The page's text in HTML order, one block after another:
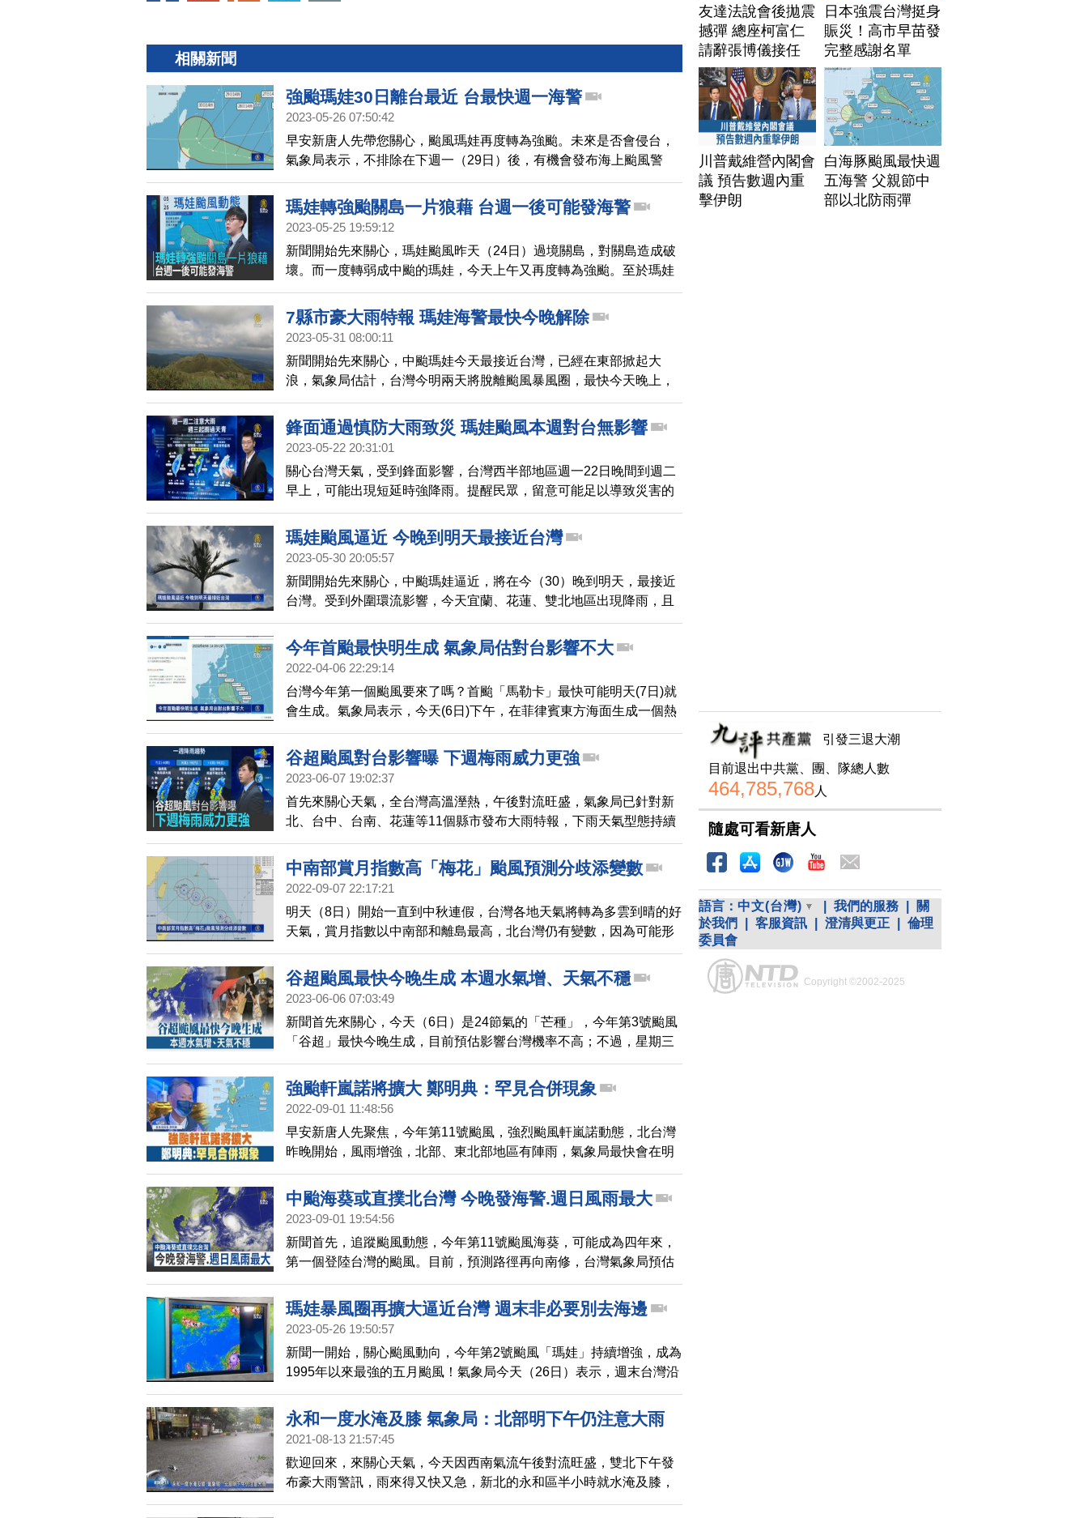
相關新聞
強颱瑪娃30日離台最近 台最快週一海警
2023-05-26 07:50:42
早安新唐人先帶您關心，颱風瑪娃再度轉為強颱。未來是否會侵台，
氣象局表示，不排除在下週一（29日）後，有機會發布海上颱風警
報，這個週末，東半部包括離島都可能有長浪，越晚浪越高，提醒民
眾盡量不要到海邊。
瑪娃轉強颱關島一片狼藉 台週一後可能發海警
2023-05-25 19:59:12
新聞開始先來關心，瑪娃颱風昨天（24日）過境關島，對關島造成破
壞。而一度轉弱成中颱的瑪娃，今天上午又再度轉為強颱。至於瑪娃
未來是否會侵台，氣象局表示，不排除在下週一（29日）後，有機會
發布海上颱風警報，不過確切情況可能因颱風路徑會有變動。
7縣市豪大雨特報 瑪娃海警最快今晚解除
2023-05-31 08:00:11
新聞開始先來關心，中颱瑪娃今天最接近台灣，已經在東部掀起大
浪，氣象局估計，台灣今明兩天將脫離颱風暴風圈，最快今天晚上，
就可解除海上颱風警報。不過，受到外圍環流影響，氣象局指出，今
天宜蘭及北部山區要注意局部豪大雨，西半部地區沿海及平原，要特
別留意強陣風。綠島、蘭嶼今天都停班停課。
鋒面通過慎防大雨致災 瑪娃颱風本週對台無影響
2023-05-22 20:31:01
關心台灣天氣，受到鋒面影響，台灣西半部地區週一22日晚間到週二
早上，可能出現短延時強降雨。提醒民眾，留意可能足以導致災害的
致災性大雨。
瑪娃颱風逼近 今晚到明天最接近台灣
2023-05-30 20:05:57
新聞開始先來關心，中颱瑪娃逼近，將在今（30）晚到明天，最接近
台灣。受到外圍環流影響，今天宜蘭、花蓮、雙北地區出現降雨，且
越晚雨勢越明顯。氣象局指出，明天宜蘭及北部山區要注意局部豪大
雨，西半部地區沿海及平原，則需要特別留意強陣風。
今年首颱最快明生成 氣象局估對台影響不大
2022-04-06 22:29:14
台灣今年第一個颱風要來了嗎？首颱「馬勒卡」最快可能明天(7日)就
會生成。氣象局表示，今天(6日)下午，在菲律賓東方海面生成一個熱
帶性低氣壓，以每小時4公里的速度向西前進。而這熱帶性低氣壓，可
能在24小時內，發展成輕度颱風，初估短期內對台灣天氣沒有直接影
響。預估明天東北季風增強，東北部要防較大雨勢，北部高溫略降攝
谷超颱風對台影響曝 下週梅雨威力更強
2023-06-07 19:02:37
首先來關心天氣，全台灣高溫溼熱，午後對流旺盛，氣象局已針對新
北、台中、台南、花蓮等11個縣市發布大雨特報，下雨天氣型態持續
到下週。另外，今年第三號颱風谷超，預計未來往沖繩方向移動，不
會直接影響台灣。
中南部賞月指數高「梅花」颱風預測分歧添變數
2022-09-07 22:17:21
明天（8日）開始一直到中秋連假，台灣各地天氣將轉為多雲到晴的好
天氣，賞月指數以中南部和離島最高，北台灣仍有變數，因為可能形
成第12號颱風「梅花」，如果受到颱風外圍環流影響，北部、東半部
可能是雲伴月或雲遮月的型態。
谷超颱風最快今晚生成 本週水氣增、天氣不穩
2023-06-06 07:03:49
新聞首先來關心，今天（6日）是24節氣的「芒種」，今年第3號颱風
「谷超」最快今晚生成，目前預估影響台灣機率不高；不過，星期三
開始，水氣逐漸增多，星期天、下星期一受低壓帶影響，全台有雨。
強颱軒嵐諾將擴大 鄭明典：罕見合併現象
2022-09-01 11:48:56
早安新唐人先聚焦，今年第11號颱風，強烈颱風軒嵐諾動態，北台灣
昨晚開始，風雨增強，北部、東北部地區有陣雨，氣象局最快會在明
天星期五發布海上颱風警報，不排除後續發布陸上颱風警報，另外，
中央氣象局長鄭明典發文提醒，原本對流雲系範圍很有限的颱風軒嵐
諾，合併了另一個熱帶性低氣壓的雲系，合併之後整個強對流區還同
強度應該還會增強，暴風半徑也會擴大。氣象專家彭啟明也說，週五
週六仍將是颱風最接近台灣的時候，請民眾提高警覺。
中颱海葵或直撲北台灣 今晚發海警.週日風雨最大
2023-09-01 19:54:56
新聞首先，追蹤颱風動態，今年第11號颱風海葵，可能成為四年來，
第一個登陸台灣的颱風。目前，預測路徑再向南修，台灣氣象局預估
在今晚發布海上警報；預計颱風暴風圈，在週日貫穿台灣。
瑪娃暴風圈再擴大逼近台灣 週末非必要別去海邊
2023-05-26 19:50:57
新聞一開始，關心颱風動向，今年第2號颱風「瑪娃」持續增強，成為
1995年以來最強的五月颱風！氣象局今天（26日）表示，週末台灣沿
海會出現長浪，民眾非必要，別去海邊；瑪娃的路徑要等到下週一(29
日)才較明確，外圍環流會影響台灣，不排除發布海上颱風警報。
永和一度水淹及膝 氣象局：北部明下午仍注意大雨
2021-08-13 21:57:45
歡迎回來，來關心天氣，今天因西南氣流午後對流旺盛，雙北下午發
布豪大雨警訊，雨來得又快又急，新北的永和區半小時就水淹及膝，
台北信義區、文山區等地，也一度發佈淹水警戒。傍晚，氣象局針對9
友達法說會後拋震
撼彈 總座柯富仁
請辭張博儀接任
日本強震台灣挺身
賑災！高市早苗發
完整感謝名單
川普戴維營內閣會
議 預告數週內重
擊伊朗
白海豚颱風最快週
五海警 父親節中
部以北防雨彈
引發三退大潮
目前退出中共黨、團、隊總人數
464,785,768人
隨處可看新唐人
語言： 中文(台灣) 我們的服務
關
於我們
客服資訊 澄清與更正
倫理
委員會
Copyright ©2002-2025